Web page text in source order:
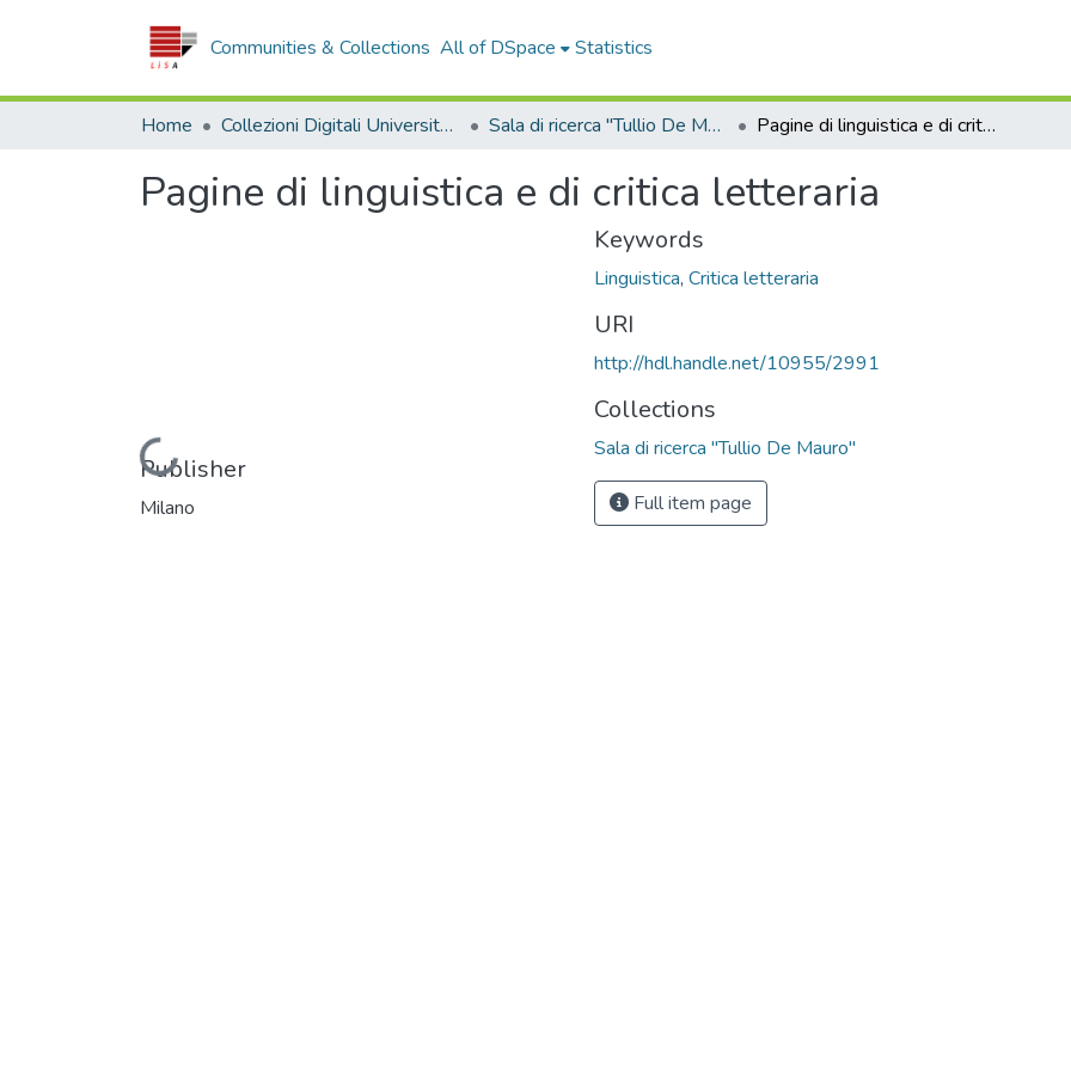
Communities & Collections All of DSpace Statistics
Home Collezioni Digitali Università della Calabria Sala di ricerca "Tullio De Mauro" Pagine di linguistica e di critica letteraria
Pagine di linguistica e di critica letteraria
Loading...
Publisher
Milano
Keywords
Linguistica, Critica letteraria
URI
http://hdl.handle.net/10955/2991
Collections
Sala di ricerca "Tullio De Mauro"
Full item page